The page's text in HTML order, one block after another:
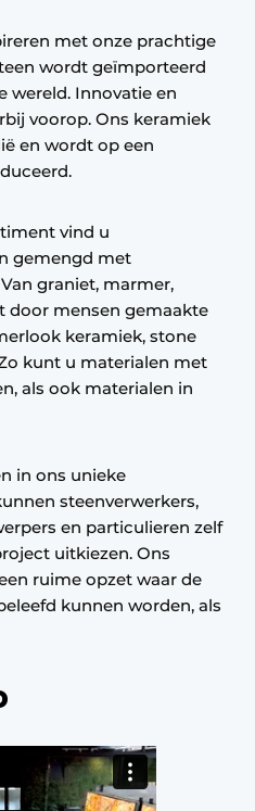
met onze prachtige
wordt geïmporteerd
wereld. Innovatie en
voorop. Ons keramiek
en wordt op een
vind u
gemengd met
graniet, marmer,
door mensen gemaakte
keramiek, stone
kunt u materialen met
als ook materialen in
in ons unieke
steenverwerkers,
en particulieren zelf
uitkiezen. Ons
ruime opzet waar de
kunnen worden, als